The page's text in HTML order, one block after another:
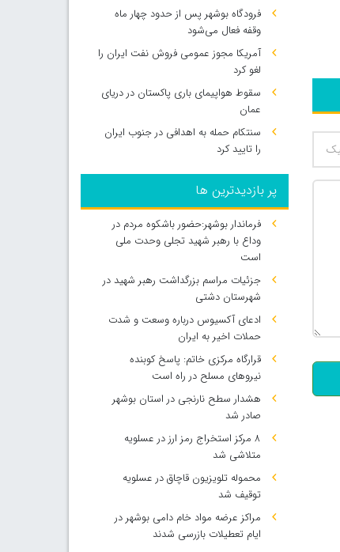
فرودگاه بوشهر پس از حدود چهار ماه
وقفه فعال می‌شود
آمریکا مجوز عمومی فروش نفت ایران را
لغو کرد
سقوط هواپیمای باری پاکستان در دریای
عمان
سنتکام حمله به اهدافی در جنوب ایران
را تایید کرد
پر بازدیدترین ها
فرماندار بوشهر:حضور باشکوه مردم در
وداع با رهبر شهید تجلی وحدت ملی
است
جزئیات مراسم بزرگداشت رهبر شهید در
شهرستان دشتی
ادعای آکسیوس درباره وسعت و شدت
حملات اخیر به ایران
قرارگاه مرکزی خاتم: پاسخ کوبنده
نیروهای مسلح در راه است
هشدار سطح نارنجی در استان بوشهر
صادر شد
۸ مرکز استخراج رمز ارز در عسلویه
متلاشی شد
محموله تلویزیون قاچاق در عسلویه
توقیف شد
مراکز عرضه مواد خام دامی بوشهر در
ایام تعطیلات بازرسی شدند